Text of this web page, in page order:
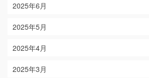
2025年6月
2025年5月
2025年4月
2025年3月